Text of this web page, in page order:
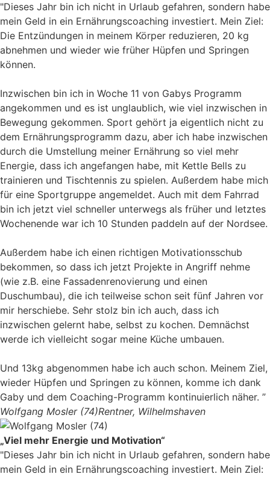
"Dieses Jahr bin ich nicht in Urlaub gefahren, sondern habe
mein Geld in ein Ernährungscoaching investiert. Mein Ziel:
Die Entzündungen in meinem Körper reduzieren, 20 kg
abnehmen und wieder wie früher Hüpfen und Springen
können.
Inzwischen bin ich in Woche 11 von Gabys Programm
angekommen und es ist unglaublich, wie viel inzwischen in
Bewegung gekommen. Sport gehört ja eigentlich nicht zu
dem Ernährungsprogramm dazu, aber ich habe inzwischen
durch die Umstellung meiner Ernährung so viel mehr
Energie, dass ich angefangen habe, mit Kettle Bells zu
trainieren und Tischtennis zu spielen. Außerdem habe mich
für eine Sportgruppe angemeldet. Auch mit dem Fahrrad
bin ich jetzt viel schneller unterwegs als früher und letztes
Wochenende war ich 10 Stunden paddeln auf der Nordsee.
Außerdem habe ich einen richtigen Motivationsschub
bekommen, so dass ich jetzt Projekte in Angriff nehme
(wie z.B. eine Fassadenrenovierung und einen
Duschumbau), die ich teilweise schon seit fünf Jahren vor
mir herschiebe. Sehr stolz bin ich auch, dass ich
inzwischen gelernt habe, selbst zu kochen. Demnächst
werde ich vielleicht sogar meine Küche umbauen.
Und 13kg abgenommen habe ich auch schon. Meinem Ziel,
wieder Hüpfen und Springen zu können, komme ich dank
Gaby und dem Coaching-Programm kontinuierlich näher. ”
Wolfgang Mosler (74)Rentner, Wilhelmshaven
„Viel mehr Energie und Motivation“
"Dieses Jahr bin ich nicht in Urlaub gefahren, sondern habe
mein Geld in ein Ernährungscoaching investiert. Mein Ziel: